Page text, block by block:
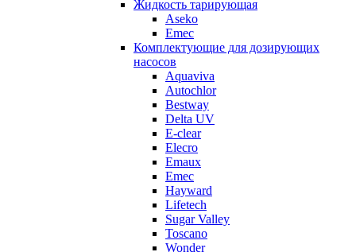
Жидкость тарирующая
Aseko
Emec
Комплектующие для дозирующих
насосов
Aquaviva
Autochlor
Bestway
Delta UV
E-clear
Elecro
Emaux
Emec
Hayward
Lifetech
Sugar Valley
Toscano
Wonder